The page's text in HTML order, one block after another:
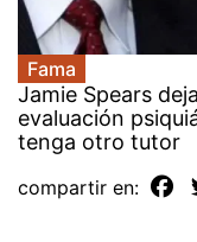
Fama
Jamie Spears
evaluación
tenga otro tutor
compartir en: